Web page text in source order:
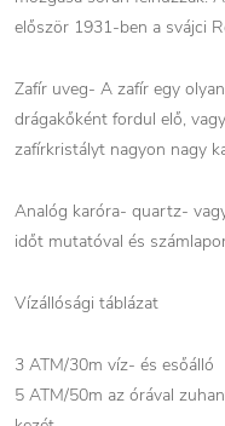
először 1931-ben a svájci
Zafír uveg- A zafír egy
drágakőként fordul elő,
zafírkristályt nagyon nagy
Analóg karóra- quartz-
időt mutatóval és
Vízállósági táblázat
3 ATM/30m víz- és esőálló
5 ATM/50m az órával